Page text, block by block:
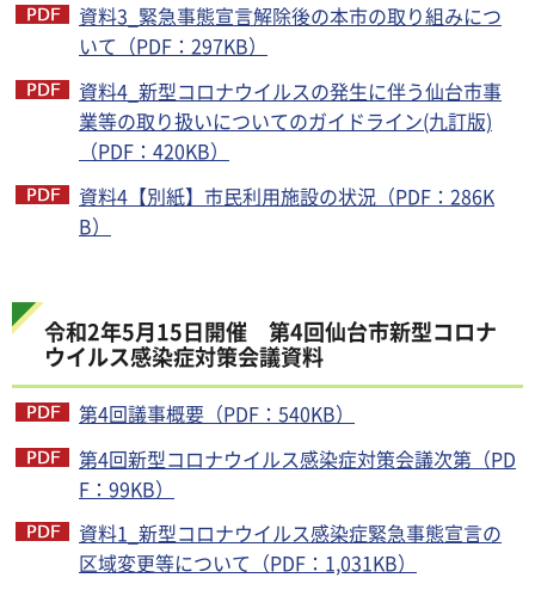
資料3_緊急事態宣言解除後の本市の取り組みにつ
いて（PDF：297KB）
資料4_新型コロナウイルスの発生に伴う仙台市事
業等の取り扱いについてのガイドライン(九訂版)
（PDF：420KB）
資料4【別紙】市民利用施設の状況（PDF：286K
B）
令和2年5月15日開催 第4回仙台市新型コロナ
ウイルス感染症対策会議資料
第4回議事概要（PDF：540KB）
第4回新型コロナウイルス感染症対策会議次第（PD
F：99KB）
資料1_新型コロナウイルス感染症緊急事態宣言の
区域変更等について（PDF：1,031KB）